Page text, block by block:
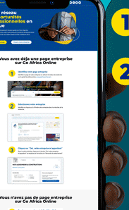
janvier 2024 pour les